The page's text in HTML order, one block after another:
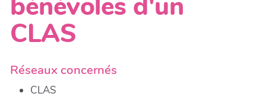
CLAS
Réseaux concernés
CLAS